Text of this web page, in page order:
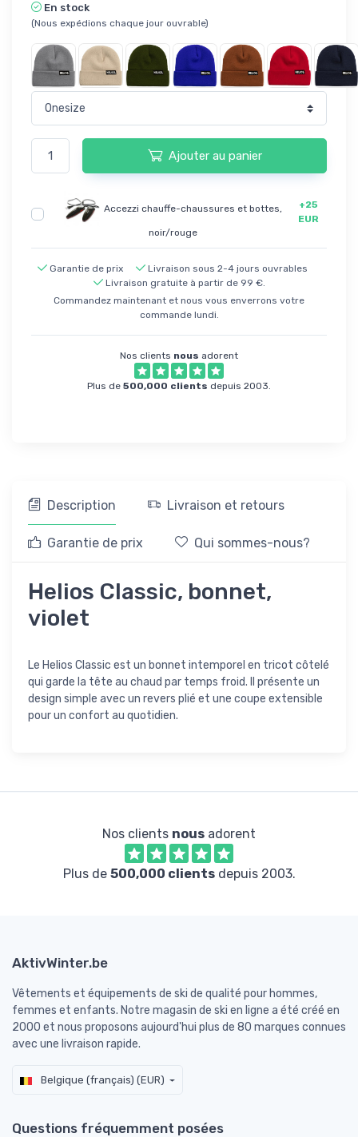
En stock
(Nous expédions chaque jour ouvrable)
Ajouter au panier
Accezzi chauffe-chaussures et bottes,
noir/rouge
+25
EUR
Garantie de prix
Livraison sous 2-4 jours ouvrables
Livraison gratuite à partir de 99 €.
Commandez maintenant et nous vous enverrons votre
commande lundi.
Nos clients nous adorent
Plus de 500,000 clients depuis 2003.
Description Livraison et retours
Garantie de prix Qui sommes-nous?
Helios Classic, bonnet,
violet
Le Helios Classic est un bonnet intemporel en tricot côtelé
qui garde la tête au chaud par temps froid. Il présente un
design simple avec un revers plié et une coupe extensible
pour un confort au quotidien.
Nos clients nous adorent
Plus de 500,000 clientsdepuis 2003.
AktivWinter.be
Vêtements et équipements de ski de qualité pour hommes,
femmes et enfants. Notre magasin de ski en ligne a été créé en
2000 et nous proposons aujourd'hui plus de 80 marques connues
avec une livraison rapide.
Belgique (français) (EUR)
Questions fréquemment posées